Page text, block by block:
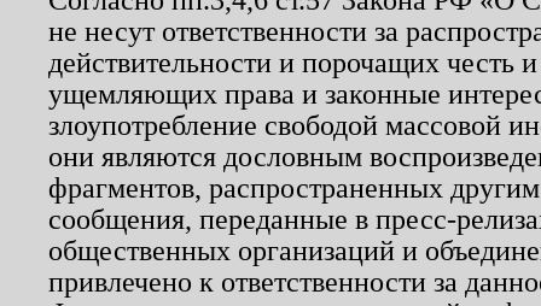
не несут ответственности за
действительности и порочащих честь
ущемляющих права и законные
злоупотребление свободой массовой
они являются дословным
фрагментов, распространенных
сообщения, переданные в пресс-
общественных организаций и
привлечено к ответственности за